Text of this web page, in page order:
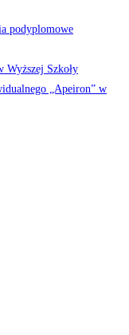
podyplomowe
Wyższej Szkoły
„Apeiron” w